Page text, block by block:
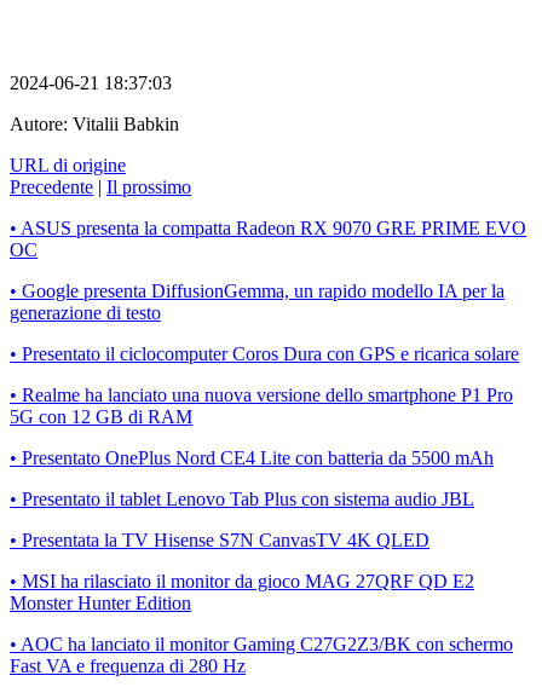
2024-06-21 18:37:03
Autore: Vitalii Babkin
URL di origine
Precedente | Il prossimo
• ASUS presenta la compatta Radeon RX 9070 GRE PRIME EVO
OC
• Google presenta DiffusionGemma, un rapido modello IA per la
generazione di testo
• Presentato il ciclocomputer Coros Dura con GPS e ricarica solare
• Realme ha lanciato una nuova versione dello smartphone P1 Pro
5G con 12 GB di RAM
• Presentato OnePlus Nord CE4 Lite con batteria da 5500 mAh
• Presentato il tablet Lenovo Tab Plus con sistema audio JBL
• Presentata la TV Hisense S7N CanvasTV 4K QLED
• MSI ha rilasciato il monitor da gioco MAG 27QRF QD E2
Monster Hunter Edition
• AOC ha lanciato il monitor Gaming C27G2Z3/BK con schermo
Fast VA e frequenza di 280 Hz